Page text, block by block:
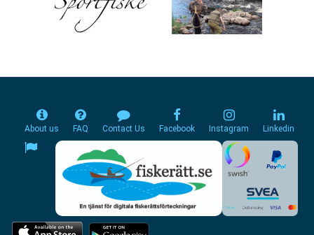
About us FAQ Contact Us Facebook Instagram Linkedin